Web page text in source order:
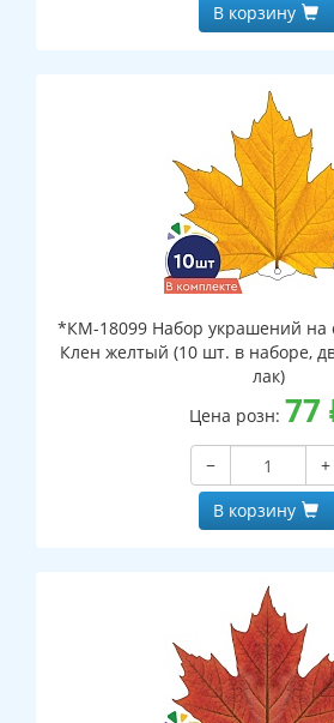
В корзину
*КМ-18099 Набор украшений на
Клен желтый (10 шт. в наборе,
лак)
Цена розн: 77
−
+
В корзину